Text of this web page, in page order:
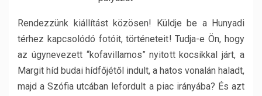
Rendezzünk kiállítást közösen! Küldje be a Hunyadi
térhez kapcsolódó fotóit, történeteit! Tudja-e Ön, hogy
az úgynevezett “kofavillamos” nyitott kocsikkal járt, a
Margit híd budai hídfőjétől indult, a hatos vonalán haladt,
majd a Szófia utcában lefordult a piac irányába? És azt